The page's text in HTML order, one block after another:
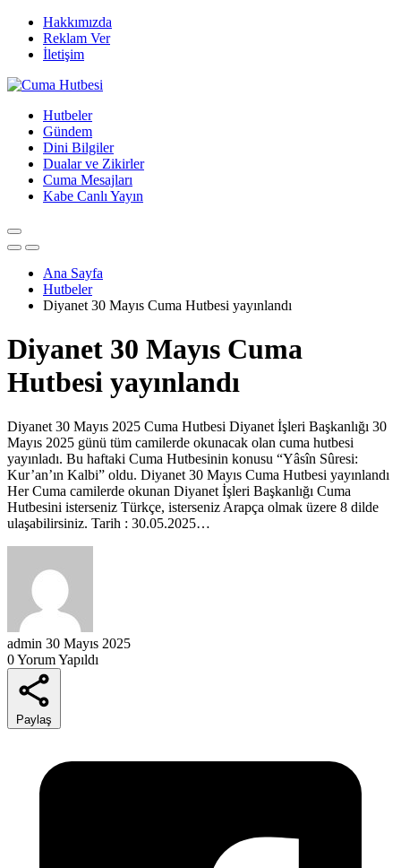
Hakkımızda
Reklam Ver
İletişim
Hutbeler
Gündem
Dini Bilgiler
Dualar ve Zikirler
Cuma Mesajları
Kabe Canlı Yayın
Ana Sayfa
Hutbeler
Diyanet 30 Mayıs Cuma Hutbesi yayınlandı
Diyanet 30 Mayıs Cuma
Hutbesi yayınlandı
Diyanet 30 Mayıs 2025 Cuma Hutbesi Diyanet İşleri Başkanlığı 30
Mayıs 2025 günü tüm camilerde okunacak olan cuma hutbesi
yayınladı. Bu haftaki Cuma Hutbesinin konusu “Yâsîn Sûresi:
Kur’an’ın Kalbi” oldu. Diyanet 30 Mayıs Cuma Hutbesi yayınlandı
Her Cuma camilerde okunan Diyanet İşleri Başkanlığı Cuma
Hutbesini isterseniz Türkçe, isterseniz Arapça olmak üzere 8 dilde
ulaşabilirsiniz. Tarih : 30.05.2025…
admin 30 Mayıs 2025
0 Yorum Yapıldı
Paylaş